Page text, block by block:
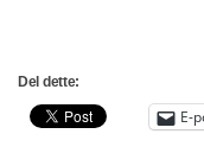
Del dette:
E-